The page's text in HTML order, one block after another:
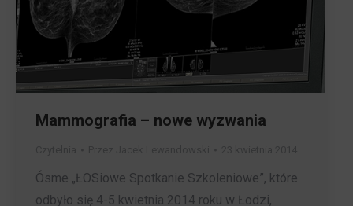
Mammografia – nowe wyzwania
Ósme „ŁOSiowe Spotkanie Szkoleniowe”, które
odbyło się 4-5 kwietnia 2014 roku w Łodzi,